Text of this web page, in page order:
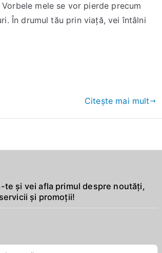
mele se vor pierde precum
În drumul tău prin viaţă, vei întâlni
Citește mai mult
te și vei afla primul despre noutăți,
și promoții!